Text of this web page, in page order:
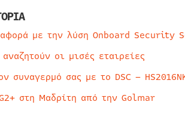
με την λύση Onboard
οι μισές εταιρείες
σας με το DSC –
στη Μαδρίτη από την Golmar